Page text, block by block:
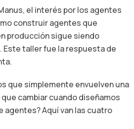
el interés por los agentes
construir agentes que
producción sigue siendo
taller fue la respuesta de
que simplemente envuelven una
que cambiar cuando diseñamos
agentes? Aquí van las cuatro